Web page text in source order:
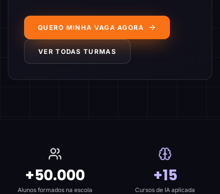
QUERO MINHA VAGA AGORA
VER TODAS TURMAS
+50.000
Alunos formados na escola
+15
Cursos de IA aplicada